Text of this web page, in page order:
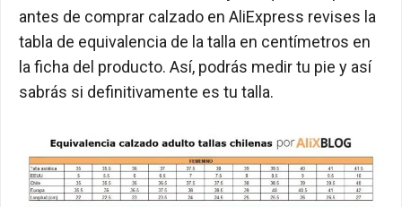
antes de comprar calzado en AliExpress revises la
tabla de equivalencia de la talla en centímetros en
la ficha del producto. Así, podrás medir tu pie y así
sabrás si definitivamente es tu talla.